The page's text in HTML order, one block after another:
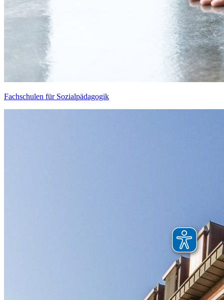
Fachschulen für Sozialpädagogik